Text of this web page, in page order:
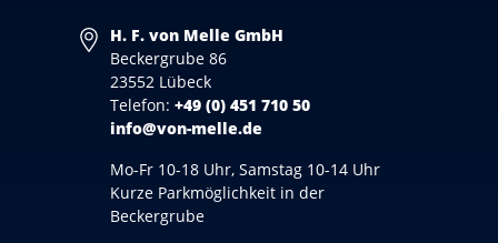
H. F. von Melle GmbH
Beckergrube 86
23552 Lübeck
Telefon: +49 (0) 451 710 50
info@von-melle.de
Mo-Fr 10-18 Uhr, Samstag 10-14 Uhr
Kurze Parkmöglichkeit in der
Beckergrube